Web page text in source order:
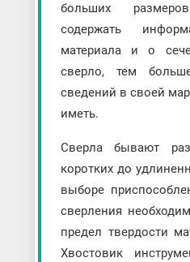
больших
содержать
материала и о
сверло, тем
сведений в своей
иметь.
Сверла бывают
коротких до
выборе
сверления
предел твердости
Хвостовик